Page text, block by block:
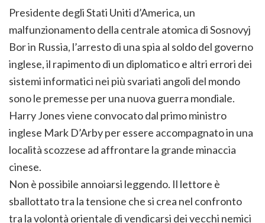
Presidente degli Stati Uniti d’America, un
malfunzionamento della centrale atomica di Sosnovyj
Bor in Russia, l’arresto di una spia al soldo del governo
inglese, il rapimento di un diplomatico e altri errori dei
sistemi informatici nei più svariati angoli del mondo
sono le premesse per una nuova guerra mondiale.
Harry Jones viene convocato dal primo ministro
inglese Mark D’Arby per essere accompagnato in una
località scozzese ad affrontare la grande minaccia
cinese.
Non è possibile annoiarsi leggendo. Il lettore è
sballottato tra la tensione che si crea nel confronto
tra la volontà orientale di vendicarsi dei vecchi nemici